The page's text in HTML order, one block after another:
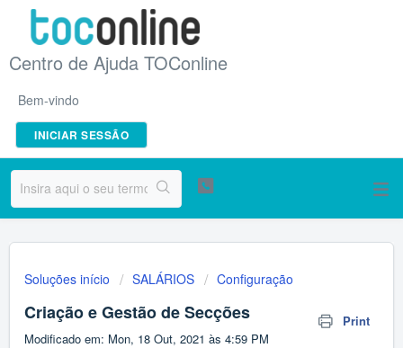
Centro de Ajuda TOConline
Bem-vindo
INICIAR SESSÃO
Soluções início SALÁRIOS Configuração
Criação e Gestão de Secções
Print
Modificado em: Mon, 18 Out, 2021 às 4:59 PM